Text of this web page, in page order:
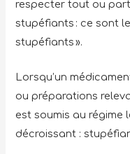
respecter tout ou
stupéfiants : ce sont
stupéfiants ».
Lorsqu’un
ou préparations
est soumis au régime
décroissant :